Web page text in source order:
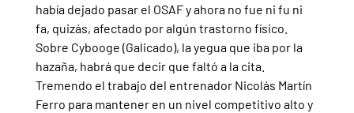
había dejado pasar el OSAF y ahora no fue ni fu ni
fa, quizás, afectado por algún trastorno físico.
Sobre Cybooge (Galicado), la yegua que iba por la
hazaña, habrá que decir que faltó a la cita.
Tremendo el trabajo del entrenador Nicolás Martín
Ferro para mantener en un nivel competitivo alto y